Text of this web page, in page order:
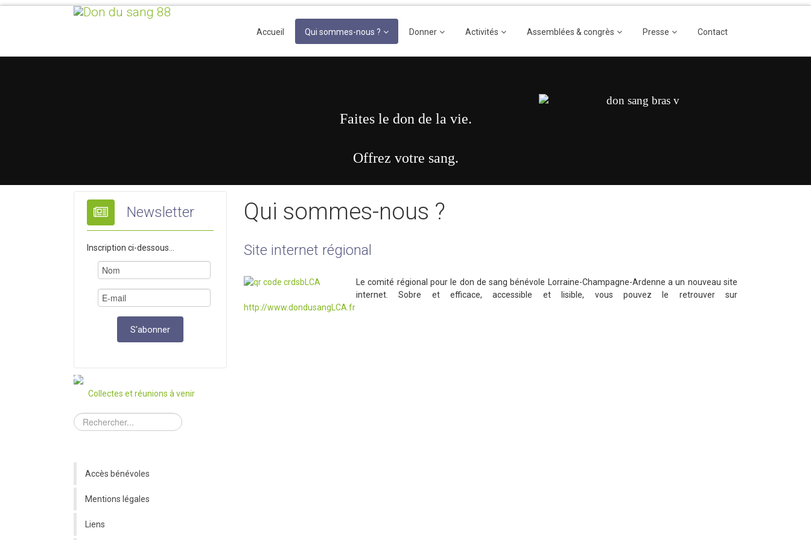
Accueil Qui sommes-nous ? Donner Activités Assemblées & congrès Presse Contact
Faites le don de la vie.
Offrez votre sang.
Newsletter
Inscription ci-dessous...
Collectes et réunions à venir
Qui sommes-nous ?
Site internet régional
Le comité régional pour le don de sang bénévole Lorraine-Champagne-Ardenne a un nouveau site
internet. Sobre et efficace, accessible et lisible, vous pouvez le retrouver sur
http://www.dondusangLCA.fr
Accès bénévoles
Mentions légales
Liens